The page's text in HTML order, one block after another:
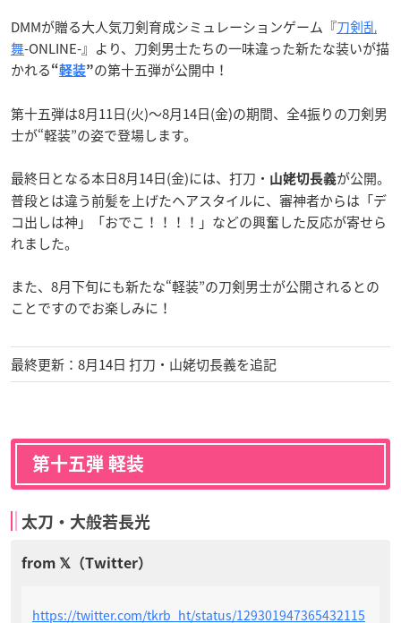
DMMが贈る大人気刀剣育成シミュレーションゲーム『刀剣乱
舞-ONLINE-』より、刀剣男士たちの一味違った新たな装いが描
かれる “軽装”の第十五弾が公開中！
第十五弾は8月11日(火)～8月14日(金)の期間、全4振りの刀剣男
士が“軽装”の姿で登場します。
最終日となる本日8月14日(金)には、打刀・ 山姥切長義が公開。
普段とは違う前髪を上げたヘアスタイルに、審神者からは「デ
コ出しは神」「おでこ！！！！」などの興奮した反応が寄せら
れました。
また、8月下旬にも新たな“軽装”の刀剣男士が公開されるとの
ことですのでお楽しみに！
最終更新：8月14日 打刀・山姥切長義を追記
第十五弾 軽装
太刀・大般若長光
https://twitter.com/tkrb_ht/status/129301947365432115